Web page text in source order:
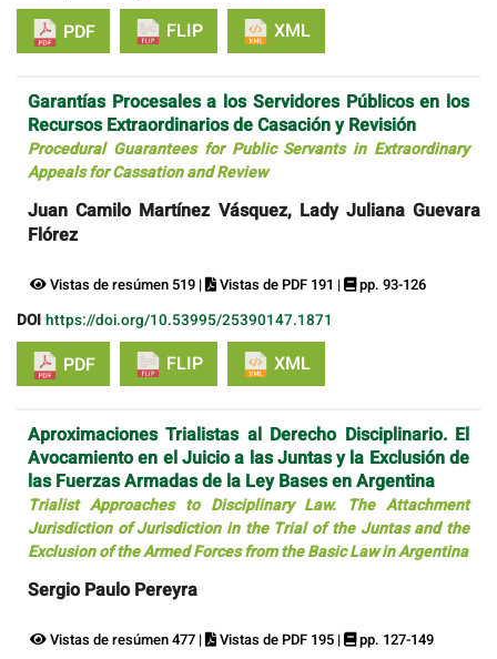
PDF FLIP XML
Garantías Procesales a los Servidores Públicos en los
Recursos Extraordinarios de Casación y Revisión
Procedural Guarantees for Public Servants in Extraordinary
Appeals for Cassation and Review
Juan Camilo Martínez Vásquez, Lady Juliana Guevara
Flórez
Vistas de resúmen 519 | Vistas de PDF 191 | pp. 93-126
DOI https://doi.org/10.53995/25390147.1871
PDF FLIP XML
Aproximaciones Trialistas al Derecho Disciplinario. El
Avocamiento en el Juicio a las Juntas y la Exclusión de
las Fuerzas Armadas de la Ley Bases en Argentina
Trialist Approaches to Disciplinary Law. The Attachment
Jurisdiction of Jurisdiction in the Trial of the Juntas and the
Exclusion of the Armed Forces from the Basic Law in Argentina
Sergio Paulo Pereyra
Vistas de resúmen 477 | Vistas de PDF 195 | pp. 127-149